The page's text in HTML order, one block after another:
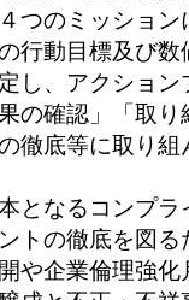
つのミッショ
行動目標及び
し、アクション
の確認」「取
徹底等に取り組
となるコンプラ
トの徹底を図る
や企業倫理強化